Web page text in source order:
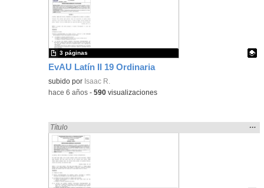
EvAU Latín II 19 Ordinaria
Contenido educativo.
subido por Isaac R.
3 páginas
-hace 6 años -590 visualizaciones
Encontrado «EvAU» en:
Título
la
…